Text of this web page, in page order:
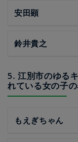
安田顕
鈴井貴之
5. 江別市のゆる
れている女の子
もえぎちゃん